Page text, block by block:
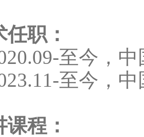
任职：
至今，
.11-至今，
程：